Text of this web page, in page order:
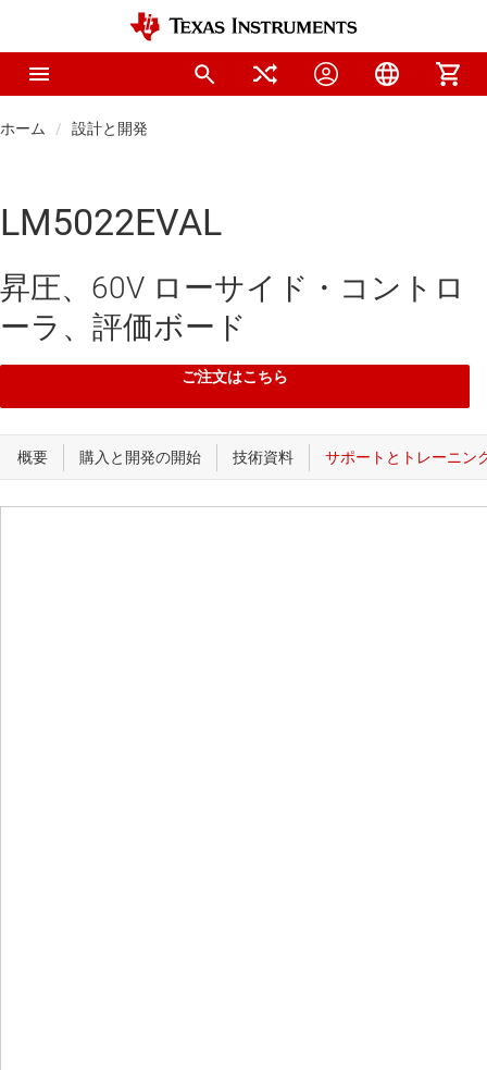
ホーム 設計と開発
LM5022EVAL
昇圧、60V ローサイド・コントロ
ーラ、評価ボード
ご注文はこちら